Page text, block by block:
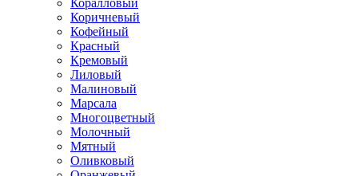
Коричневый
Кофейный
Красный
Кремовый
Лиловый
Малиновый
Марсала
Многоцветный
Молочный
Мятный
Оливковый